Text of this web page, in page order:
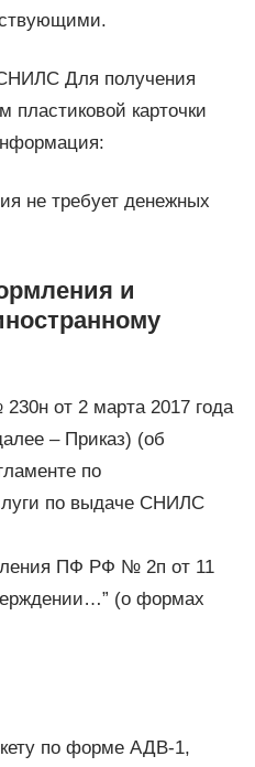
Для получения
пластиковой карточки
не требует денежных
и
от 2 марта 2017 года
– Приказ) (об
по
по выдаче СНИЛС
ПФ РФ № 2п от 11
(о формах
по форме АДВ-1,